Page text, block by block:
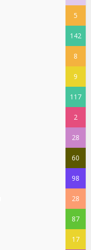
5
142
8
9
117
2
28
60
98
28
87
17